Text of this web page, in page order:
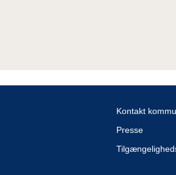
Kontakt
Presse